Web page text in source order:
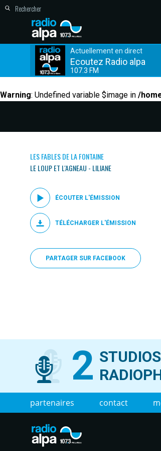
Actuellement en direct
Ecoutez Radio alpa
107.3 FM
Warning: Undefined variable $image in /
LES FABLES DE LA FONTAINE
LE LOUP ET L'AGNEAU - LILIANE
ÉCOUTER L'ÉMISSION
TÉLÉCHARGER L'ÉMISSION
PARTAGER SUR FACEBOOK
2 STUDIOS
partenaires contact